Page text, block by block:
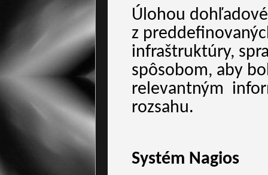
Úlohou
z
infraštruktúry,
spôsobom, aby
relevantným
rozsahu.
Systém Nagios